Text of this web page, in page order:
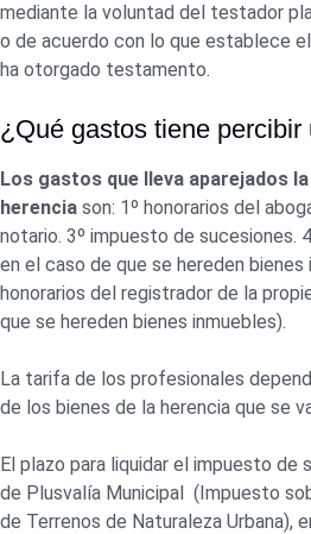
mediante la voluntad del testador
o de acuerdo con lo que establece
ha otorgado testamento.
¿Qué gastos tiene percibir
Los gastos que lleva aparejados
herencia son: 1º honorarios del
notario. 3º impuesto de sucesiones.
en el caso de que se hereden bienes
honorarios del registrador de la
que se hereden bienes inmuebles).
La tarifa de los profesionales
de los bienes de la herencia que se
El plazo para liquidar el impuesto de
de Plusvalía Municipal (Impuesto
de Terrenos de Naturaleza Urbana),